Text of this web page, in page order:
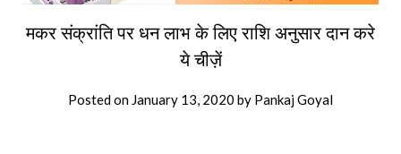
मकर संक्रांति पर धन लाभ के लिए राशि अनुसार दान करे
ये चीज़ें
Posted on January 13, 2020 by Pankaj Goyal